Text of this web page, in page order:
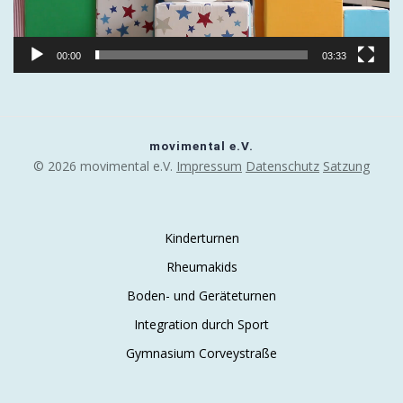
00:00 03:33
movimental e.V.
© 2026 movimental e.V. Impressum Datenschutz Satzung
Kinderturnen
Rheumakids
Boden- und Geräteturnen
Integration durch Sport
Gymnasium Corveystraße